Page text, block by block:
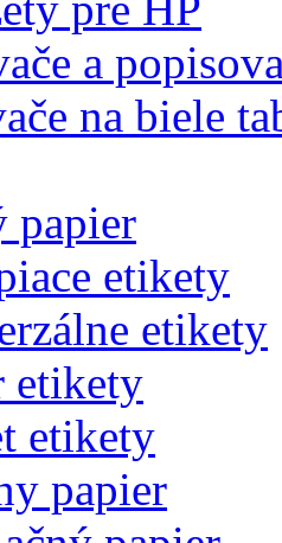
a
na biele
papier
etikety
etikety
etikety
etikety
papier